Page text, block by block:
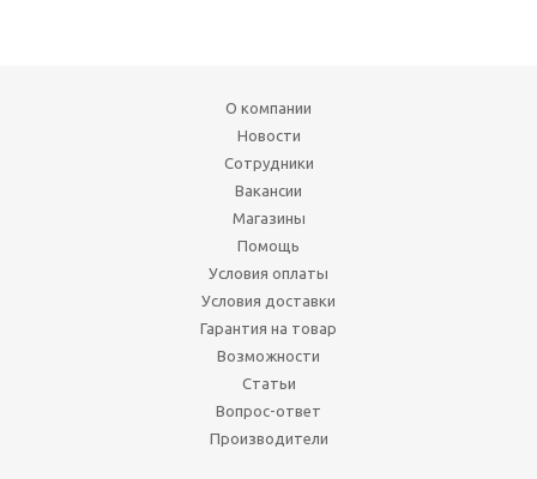
О компании
Новости
Сотрудники
Вакансии
Магазины
Помощь
Условия оплаты
Условия доставки
Гарантия на товар
Возможности
Статьи
Вопрос-ответ
Производители